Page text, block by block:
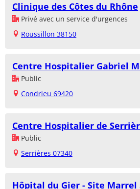
Clinique des Côtes du Rhône
Privé avec un service d'urgences
Roussillon 38150
Centre Hospitalier Gabriel
Public
Condrieu 69420
Centre Hospitalier de
Public
Serrières 07340
Hôpital du Gier - Site Marrel